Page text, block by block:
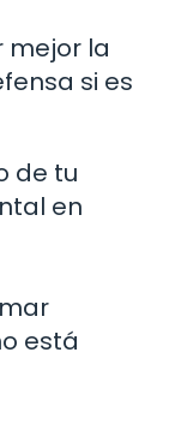
mejor la
si es
de tu
en
está